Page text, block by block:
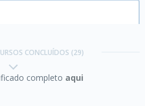
CONCLUÍDOS (29)
completo aqui